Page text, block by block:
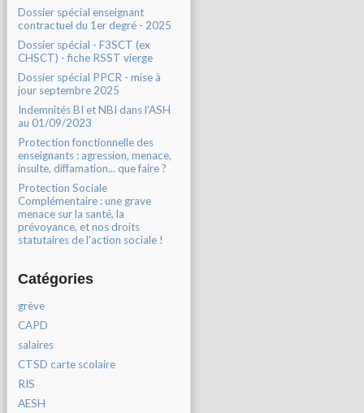
Dossier spécial enseignant
contractuel du 1er degré - 2025
Dossier spécial - F3SCT (ex
CHSCT) - fiche RSST vierge
Dossier spécial PPCR - mise à
jour septembre 2025
Indemnités BI et NBI dans l'ASH
au 01/09/2023
Protection fonctionnelle des
enseignants : agression, menace,
insulte, diffamation... que faire ?
Protection Sociale
Complémentaire : une grave
menace sur la santé, la
prévoyance, et nos droits
statutaires de l'action sociale !
Catégories
grève
CAPD
salaires
CTSD carte scolaire
RIS
AESH